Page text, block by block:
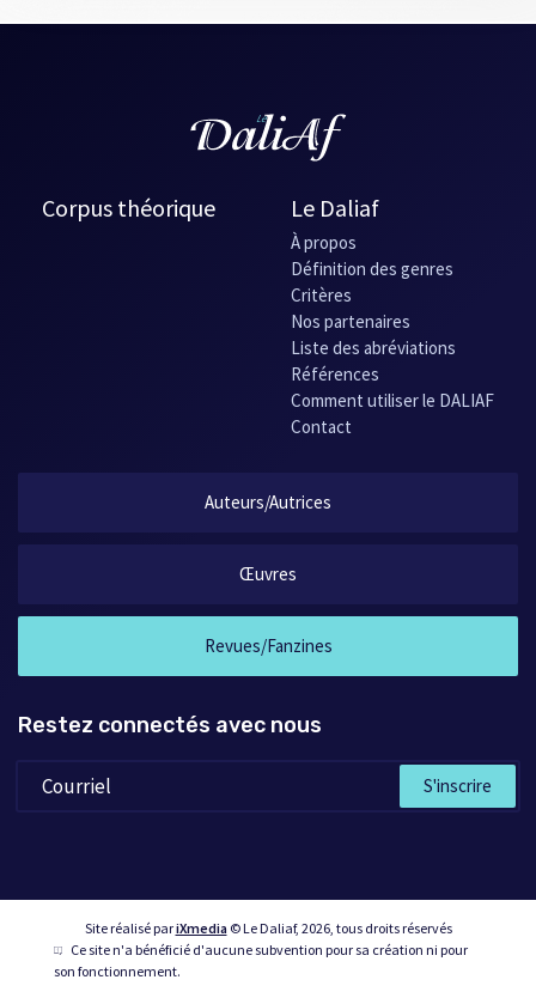
Corpus théorique Le Daliaf
À propos
Définition des genres
Critères
Nos partenaires
Liste des abréviations
Références
Comment utiliser le DALIAF
Contact
Auteurs/Autrices
Œuvres
Revues/Fanzines
Restez connectés avec nous
S'inscrire
Site réalisé pariXmedia© Le Daliaf, 2026, tous droits réservés
Ce site n'a bénéficié d'aucune subvention pour sa création ni pour
son fonctionnement.